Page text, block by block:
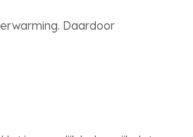
Daardoor